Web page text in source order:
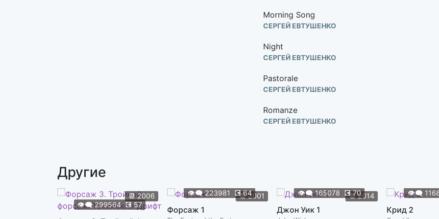
Morning Song
СЕРГЕЙ ЕВТУШЕНКО
Night
СЕРГЕЙ ЕВТУШЕНКО
Pastorale
СЕРГЕЙ ЕВТУШЕНКО
Romanze
СЕРГЕЙ ЕВТУШЕНКО
The Journey
СЕРГЕЙ ЕВТУШЕНКО
Другие
📆2006
👁️‍🗨️299564 💽57
📆2001
👁️‍🗨️223981 💽64
Форсаж 1
📆2014
👁️‍🗨️165078 💽70
Джон Уик 1
👁️‍🗨️
Крид 2